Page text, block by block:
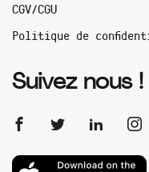
CGV/CGU
Politique de
Suivez nous !